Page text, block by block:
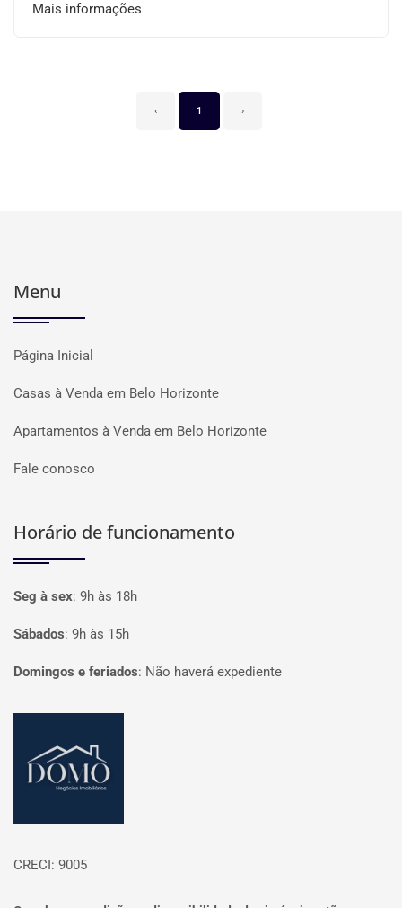
Mais informações
‹ 1 ›
Menu
Página Inicial
Casas à Venda em Belo Horizonte
Apartamentos à Venda em Belo Horizonte
Fale conosco
Horário de funcionamento
Seg à sex: 9h às 18h
Sábados: 9h às 15h
Domingos e feriados: Não haverá expediente
CRECI: 9005